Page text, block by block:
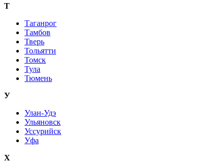
Т
Таганрог
Тамбов
Тверь
Тольятти
Томск
Тула
Тюмень
У
Улан-Удэ
Ульяновск
Уссурийск
Уфа
Х